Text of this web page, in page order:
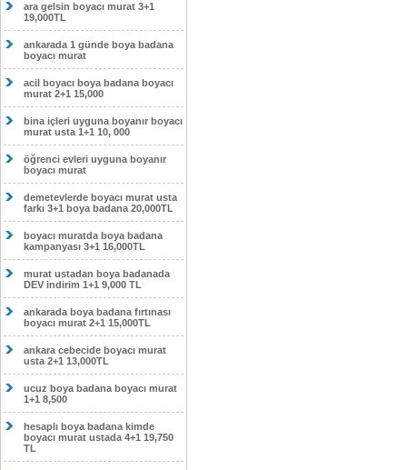
ara gelsin boyacı murat 3+1
19,000TL
ankarada 1 günde boya badana
boyacı murat
acil boyacı boya badana boyacı
murat 2+1 15,000
bina içleri uyguna boyanır boyacı
murat usta 1+1 10, 000
öğrenci evleri uyguna boyanır
boyacı murat
demetevlerde boyacı murat usta
farkı 3+1 boya badana 20,000TL
boyacı muratda boya badana
kampanyası 3+1 16,000TL
murat ustadan boya badanada
DEV indirim 1+1 9,000 TL
ankarada boya badana fırtınası
boyacı murat 2+1 15,000TL
ankara cebecide boyacı murat
usta 2+1 13,000TL
ucuz boya badana boyacı murat
1+1 8,500
hesaplı boya badana kimde
boyacı murat ustada 4+1 19,750
TL